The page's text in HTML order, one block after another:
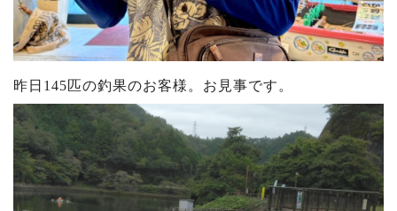
昨日145匹の釣果のお客様。お見事です。